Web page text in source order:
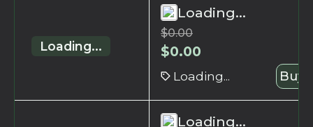
Loading...
Loading...
$0.00
$0.00
Loading... Buy
Loading...